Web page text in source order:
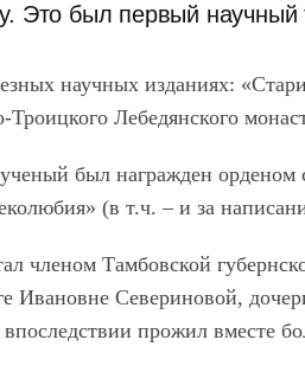
Это был первый
научных изданиях:
Лебедянского
был награжден орденом
(в т.ч. – и за
членом Тамбовской
Ивановне Севериновой,
прожил вместе